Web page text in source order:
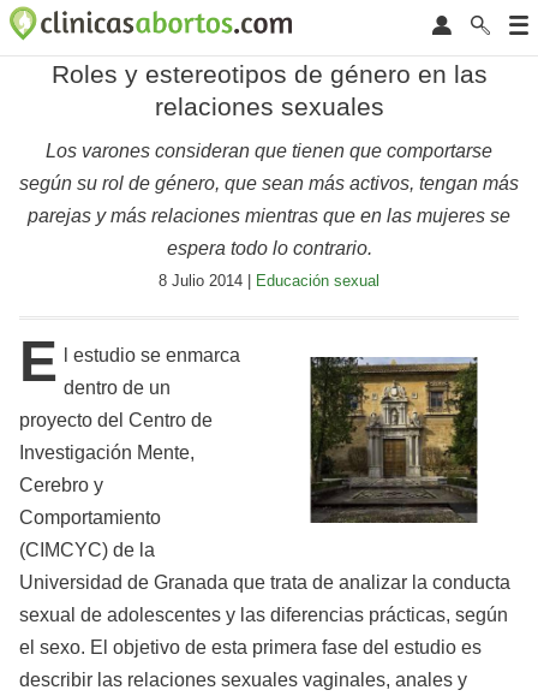
Roles y estereotipos de género en las
relaciones sexuales
Los varones consideran que tienen que comportarse
según su rol de género, que sean más activos, tengan más
parejas y más relaciones mientras que en las mujeres se
espera todo lo contrario.
8 Julio 2014 | Educación sexual
E
l estudio se enmarca
dentro de un
proyecto del Centro de
Investigación Mente,
Cerebro y
Comportamiento
(CIMCYC) de la
Universidad de Granada que trata de analizar la conducta
sexual de adolescentes y las diferencias prácticas, según
el sexo. El objetivo de esta primera fase del estudio es
describir las relaciones sexuales vaginales, anales y